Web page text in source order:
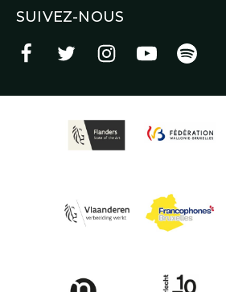
SUIVEZ-NOUS